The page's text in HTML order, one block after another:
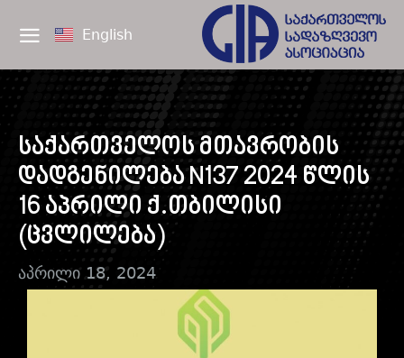
English
საქართველოს მთავრობის
დადგენილება N137 2024 წლის
16 აპრილი ქ.თბილისი
(ცვლილება)
აპრილი 18, 2024